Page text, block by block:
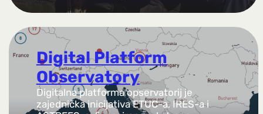
Digital Platform
Observatory
Digitalna platforma opservatorij je
zajednička inicijativa ETUC-a, IRES-a i